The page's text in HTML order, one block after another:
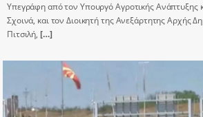
Υπεγράφη από τον Υπουργό Αγροτικής Ανάπτυξης
Σχοινά, και τον Διοικητή της Ανεξάρτητης Αρχής
Πιτσιλή, […]